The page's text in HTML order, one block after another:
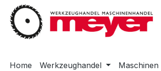
Hauptinhalt springen
Zur Suche springen
Zur Hauptnavigation springen
Home Werkzeughandel Maschinen